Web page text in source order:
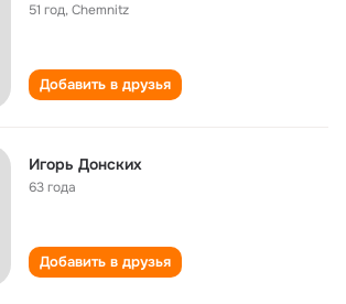
51 год,Chemnitz
Добавить в друзья
Игорь Донских
63 года
Добавить в друзья